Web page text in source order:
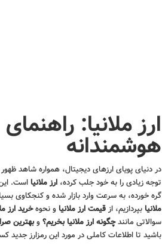
ارز ملانیا:
هوشمندانه
در دنیای پویای ارزهای دیجیتال، همواره شاهد
توجه زیادی را به خود جلب کرده، ارز ملانیا است.
گره خورده، به سرعت وارد بازار شده و کنجکاوی
ملانیا بپردازیم، ازقیمت ارز ملانیا و نحوهخرید ارز
سوالاتی مانندچگونه ارز ملانیا بخریم؟وبهترین
باشید تا اطلاعات کاملی در مورد این رمزارز جدید